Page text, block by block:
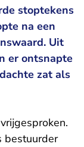
stoptekens
na een
Uit
er ontsnapte
zat als
bestuurder